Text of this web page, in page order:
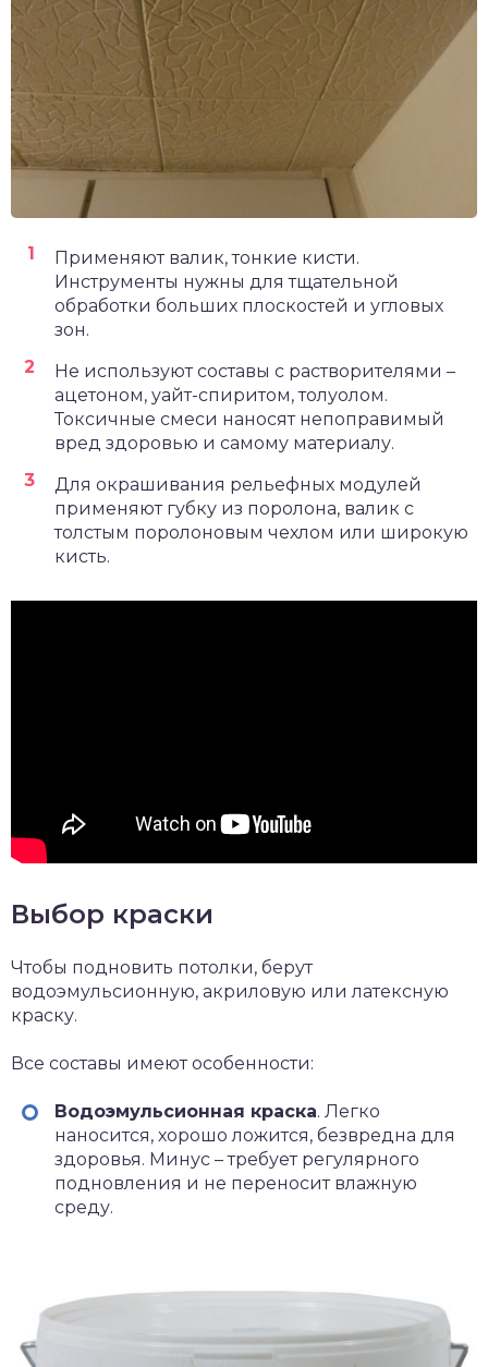
Применяют валик, тонкие кисти.
Инструменты нужны для тщательной
обработки больших плоскостей и угловых
зон.
Не используют составы с растворителями –
ацетоном, уайт-спиритом, толуолом.
Токсичные смеси наносят непоправимый
вред здоровью и самому материалу.
Для окрашивания рельефных модулей
применяют губку из поролона, валик с
толстым поролоновым чехлом или широкую
кисть.
Выбор краски
Чтобы подновить потолки, берут
водоэмульсионную, акриловую или латексную
краску.
Все составы имеют особенности:
Водоэмульсионная краска. Легко
наносится, хорошо ложится, безвредна для
здоровья. Минус – требует регулярного
подновления и не переносит влажную
среду.